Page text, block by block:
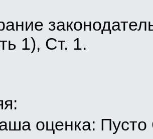
1), Ст. 1.
оценка: Пусто